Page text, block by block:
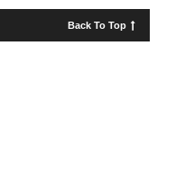
Back To Top